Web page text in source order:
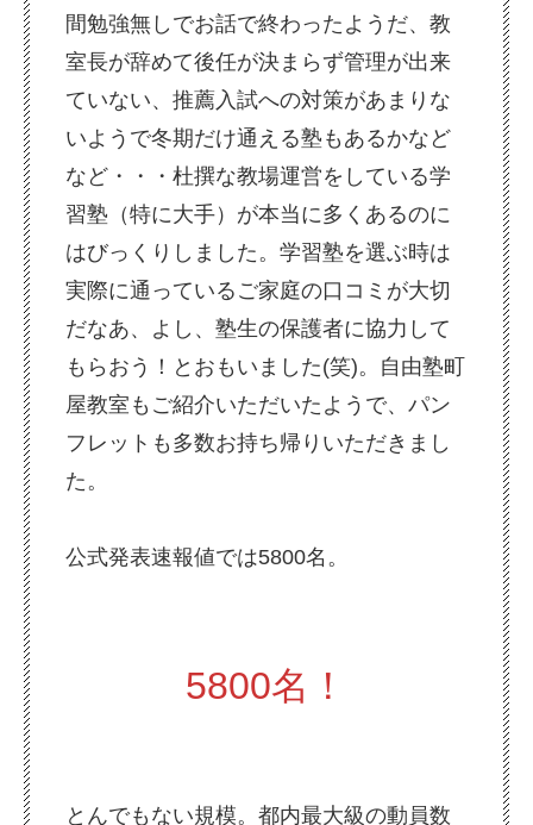
間勉強無しでお話で終わったようだ、教
室長が辞めて後任が決まらず管理が出来
ていない、推薦入試への対策があまりな
いようで冬期だけ通える塾もあるかなど
など・・・杜撰な教場運営をしている学
習塾（特に大手）が本当に多くあるのに
はびっくりしました。学習塾を選ぶ時は
実際に通っているご家庭の口コミが大切
だなあ、よし、塾生の保護者に協力して
もらおう！とおもいました(笑)。自由塾町
屋教室もご紹介いただいたようで、パン
フレットも多数お持ち帰りいただきまし
た。
公式発表速報値では5800名。
5800名！
とんでもない規模。都内最大級の動員数